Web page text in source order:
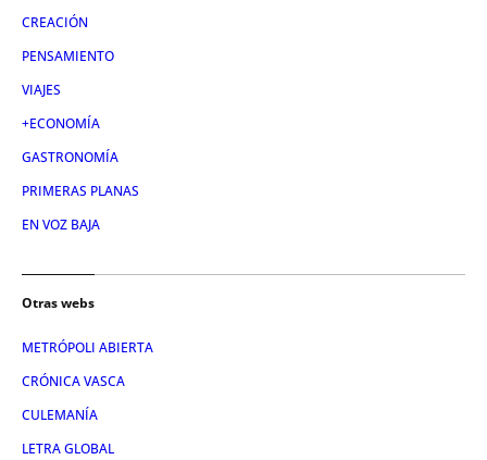
CREACIÓN
PENSAMIENTO
VIAJES
+ECONOMÍA
GASTRONOMÍA
PRIMERAS PLANAS
EN VOZ BAJA
Otras webs
METRÓPOLI ABIERTA
CRÓNICA VASCA
CULEMANÍA
LETRA GLOBAL